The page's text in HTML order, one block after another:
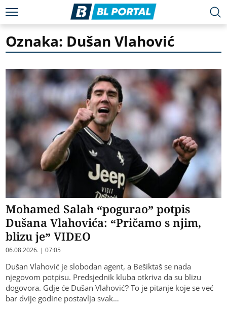
Oznaka: Dušan Vlahović
Mohamed Salah “pogurao” potpis
Dušana Vlahovića: “Pričamo s njim,
blizu je” VIDEO
06.08.2026. | 07:05
Dušan Vlahović je slobodan agent, a Bešiktaš se nada
njegovom potpisu. Predsjednik kluba otkriva da su blizu
dogovora. Gdje će Dušan Vlahović? To je pitanje koje se već
bar dvije godine postavlja svak…